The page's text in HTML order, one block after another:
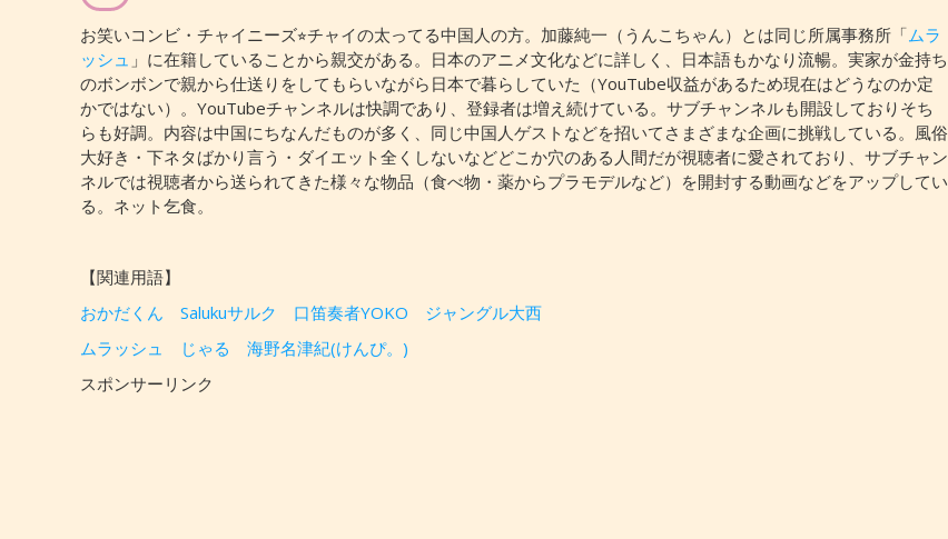
お笑いコンビ・チャイニーズ⭐︎チャイの太ってる中国人の方。加藤純一（うんこちゃん）とは同じ所属事務所「ムラ
ッシュ 」に在籍していることから親交がある。日本のアニメ文化などに詳しく、日本語もかなり流暢。実家が金持ち
のボンボンで親から仕送りをしてもらいながら日本で暮らしていた（YouTube収益があるため現在はどうなのか定
かではない）。YouTubeチャンネルは快調であり、登録者は増え続けている。サブチャンネルも開設しておりそち
らも好調。内容は中国にちなんだものが多く、同じ中国人ゲストなどを招いてさまざまな企画に挑戦している。風俗
大好き・下ネタばかり言う・ダイエット全くしないなどどこか穴のある人間だが視聴者に愛されており、サブチャン
ネルでは視聴者から送られてきた様々な物品（食べ物・薬からプラモデルなど）を開封する動画などをアップしてい
る。ネット乞食。
【関連用語】
おかだくん
Salukuサルク 口笛奏者YOKO
ジャングル大西
ムラッシュ
じゃる
海野名津紀(けんぴ。)
スポンサーリンク